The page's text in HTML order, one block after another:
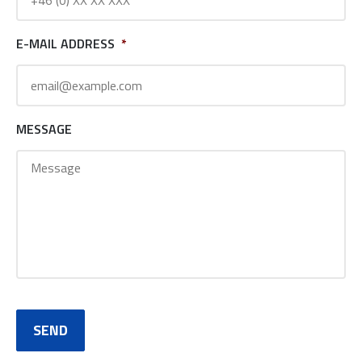
E-MAIL ADDRESS *
MESSAGE
SEND